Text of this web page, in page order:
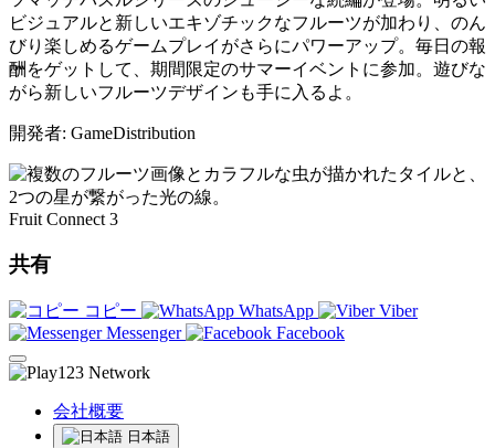
ビジュアルと新しいエキゾチックなフルーツが加わり、のん
びり楽しめるゲームプレイがさらにパワーアップ。毎日の報
酬をゲットして、期間限定のサマーイベントに参加。遊びな
がら新しいフルーツデザインも手に入るよ。
開発者: GameDistribution
Fruit Connect 3
共有
コピー WhatsApp
Viber
Messenger
Facebook
会社概要
日本語